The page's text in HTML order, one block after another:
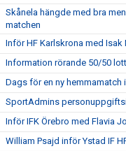
Skånela hängde med bra
matchen
Inför HF Karlskrona med Isak
Information rörande 50/50
Dags för en ny hemmamatch
SportAdmins
Inför IFK Örebro med Flavia
William Psajd inför Ystad IF